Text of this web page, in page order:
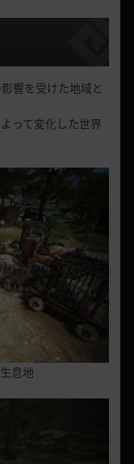
響を受けた地域と
って変化した世界
息地